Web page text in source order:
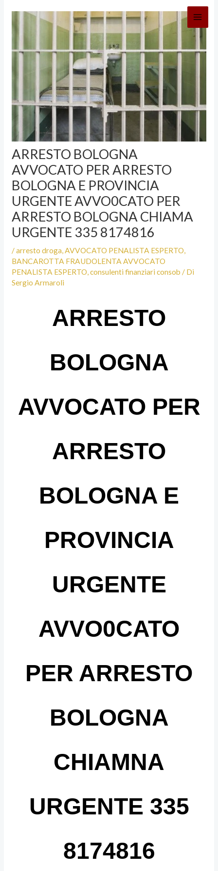
contenuto
ARRESTO BOLOGNA
AVVOCATO PER ARRESTO
BOLOGNA E PROVINCIA
URGENTE AVVO0CATO PER
ARRESTO BOLOGNA CHIAMA
URGENTE 335 8174816
/arresto droga,AVVOCATO PENALISTA ESPERTO,
BANCAROTTA FRAUDOLENTA AVVOCATO
PENALISTA ESPERTO,consulenti finanziari consob / Di
Sergio Armaroli
ARRESTO
BOLOGNA
AVVOCATO PER
ARRESTO
BOLOGNA E
PROVINCIA
URGENTE
AVVO0CATO
PER ARRESTO
BOLOGNA
CHIAMNA
URGENTE 335
8174816